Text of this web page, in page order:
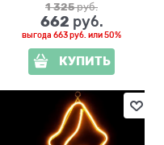
1 325 руб.
662 руб.
выгода 663 руб. или50%
КУПИТЬ